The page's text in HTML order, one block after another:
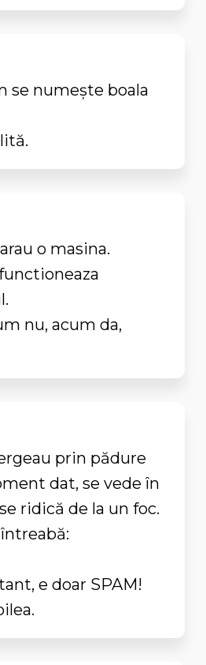
se numeşte boala
o masina.
nu, acum da,
prin pădure
dat, se vede în
ridică de la un foc.
e doar SPAM!